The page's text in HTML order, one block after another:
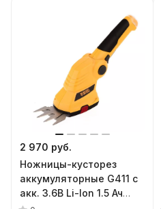
2 970 руб.
Ножницы-кусторез
аккумуляторные G411 с
акк. 3.6В Li-Ion 1.5 Ач